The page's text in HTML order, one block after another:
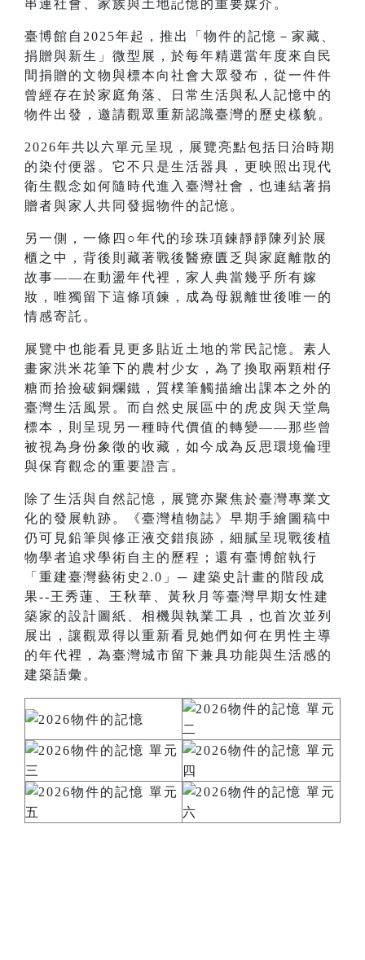
串連社會、家族與土地記憶的重要媒介。
臺博館自2025年起，推出「物件的記憶－家藏、
捐贈與新生」微型展，於每年精選當年度來自民
間捐贈的文物與標本向社會大眾發布，從一件件
曾經存在於家庭角落、日常生活與私人記憶中的
物件出發，邀請觀眾重新認識臺灣的歷史樣貌。
2026年共以六單元呈現，展覽亮點包括日治時期
的染付便器。它不只是生活器具，更映照出現代
衛生觀念如何隨時代進入臺灣社會，也連結著捐
贈者與家人共同發掘物件的記憶。
另一側，一條四○年代的珍珠項鍊靜靜陳列於展
櫃之中，背後則藏著戰後醫療匱乏與家庭離散的
故事——在動盪年代裡，家人典當幾乎所有嫁
妝，唯獨留下這條項鍊，成為母親離世後唯一的
情感寄託。
展覽中也能看見更多貼近土地的常民記憶。素人
畫家洪米花筆下的農村少女，為了換取兩顆柑仔
糖而拾撿破銅爛鐵，質樸筆觸描繪出課本之外的
臺灣生活風景。而自然史展區中的虎皮與天堂鳥
標本，則呈現另一種時代價值的轉變——那些曾
被視為身份象徵的收藏，如今成為反思環境倫理
與保育觀念的重要證言。
除了生活與自然記憶，展覽亦聚焦於臺灣專業文
化的發展軌跡。《臺灣植物誌》早期手繪圖稿中
仍可見鉛筆與修正液交錯痕跡，細膩呈現戰後植
物學者追求學術自主的歷程；還有臺博館執行
「重建臺灣藝術史2.0」─ 建築史計畫的階段成
果--王秀蓮、王秋華、黃秋月等臺灣早期女性建
築家的設計圖紙、相機與執業工具，也首次並列
展出，讓觀眾得以重新看見她們如何在男性主導
的年代裡，為臺灣城市留下兼具功能與生活感的
建築語彙。